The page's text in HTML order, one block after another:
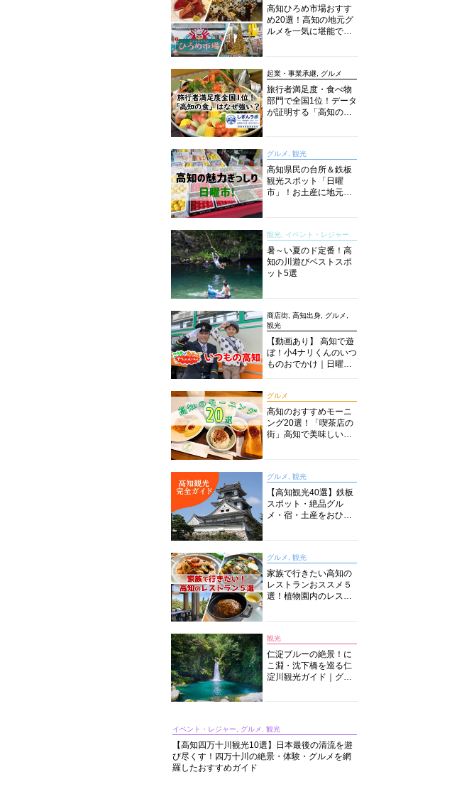
高知ひろめ市場おすす
め20選！高知の地元グ
ルメを一気に堪能でき
起業・事業承継, グルメ
旅行者満足度・食べ物
部門で全国1位！データ
が証明する「高知の
グルメ, 観光
高知県民の台所＆鉄板
観光スポット「日曜
市」！お土産に地元野
説！
観光, イベント・レジャー
暑～い夏のド定番！高
知の川遊びベストスポ
ット5選
商店街, 高知出身, グルメ,
観光
【動画あり】 高知で遊
ぼ！小4ナリくんのいつ
ものおでかけ｜日曜市
グルメ
高知のおすすめモーニ
ング20選！「喫茶店の
街」高知で美味しい喫
グルメ, 観光
【高知観光40選】鉄板
スポット・絶品グル
メ・宿・土産をおひと
グルメ, 観光
家族で行きたい高知の
レストランおススメ５
選！植物園内のレスト
観光
仁淀ブルーの絶景！に
こ淵・沈下橋を巡る仁
淀川観光ガイド｜グル
イベント・レジャー, グルメ, 観光
【高知四万十川観光10選】日本最後の清流を遊
び尽くす！四万十川の絶景・体験・グルメを網
羅したおすすめガイド